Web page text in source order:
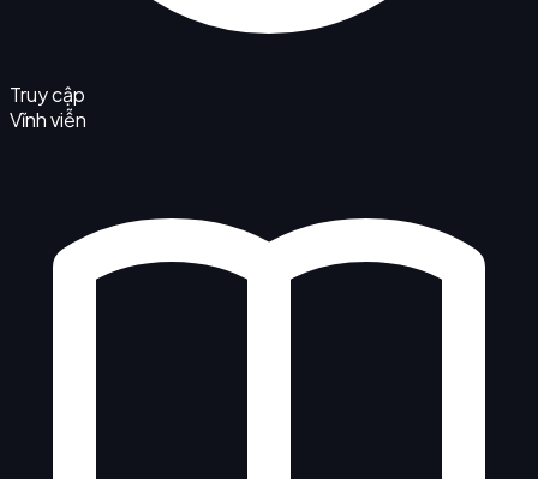
Truy cập
Vĩnh viễn